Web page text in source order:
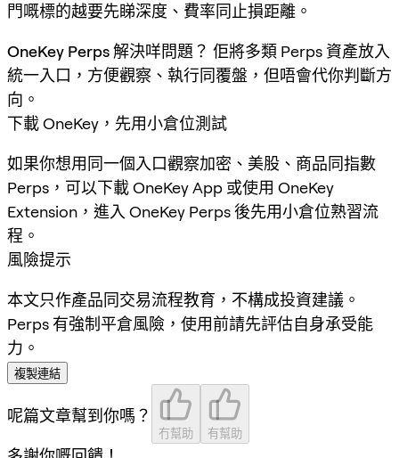
門嘅標的越要先睇深度、費率同止損距離。
OneKey Perps 解決咩問題？ 佢將多類 Perps 資產放入
統一入口，方便觀察、執行同覆盤，但唔會代你判斷方
向。
下載 OneKey，先用小倉位測試
如果你想用同一個入口觀察加密、美股、商品同指數
Perps，可以下載 OneKey App 或使用 OneKey
Extension，進入 OneKey Perps 後先用小倉位熟習流
程。
風險提示
本文只作產品同交易流程教育，不構成投資建議。
Perps 有強制平倉風險，使用前請先評估自身承受能
力。
複製連結
呢篇文章幫到你嗎？
冇幫助 有幫助